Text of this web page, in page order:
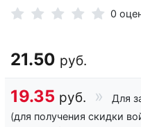
0
21.50 руб.
19.35 руб.
Для
(для получения скидки